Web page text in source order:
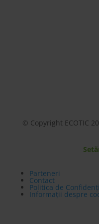
© Copyright ECOTIC
Parteneri
Contact
Politica de
Informații despre